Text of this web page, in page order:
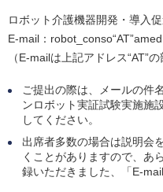
ロボット介護機器開発・導入
E-mail：
（E-mailは上記アドレス“AT”
ご提出の際は、メールの件
ンロボット実証試験実施施
してください。
出席者多数の場合は説明会
くことがありますので、あ
録いただきました、「E-